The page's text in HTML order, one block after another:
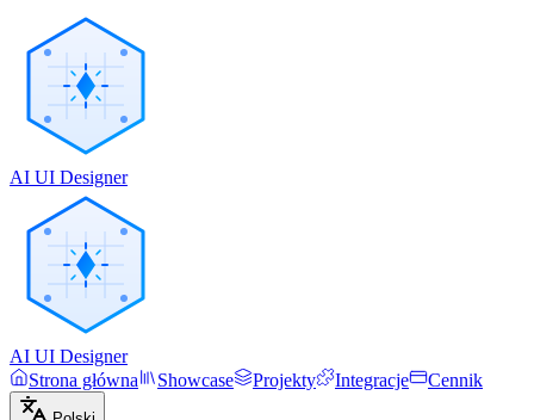
AI UI Designer
AI UI Designer
Strona główna
Showcase Projekty Integracje Cennik